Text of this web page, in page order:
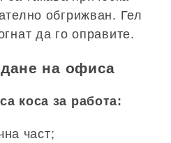
обгрижван. Гел
да го оправите.
на офиса
коса за работа:
част;